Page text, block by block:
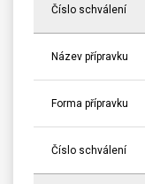
Číslo schválení
Název přípravku
Forma přípravku
Číslo schválení